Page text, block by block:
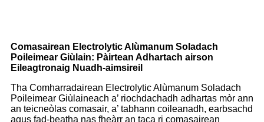
Comasairean Electrolytic Alùmanum Soladach
Poileimear Giùlain: Pàirtean Adhartach airson
Eileagtronaig Nuadh-aimsireil
Tha Comharradairean Electrolytic Alùmanum Soladach
Poileimear Giùlaineach a’ riochdachadh adhartas mòr ann
an teicneòlas comasair, a’ tabhann coileanadh, earbsachd
agus fad-beatha nas fheàrr an taca ri comasairean